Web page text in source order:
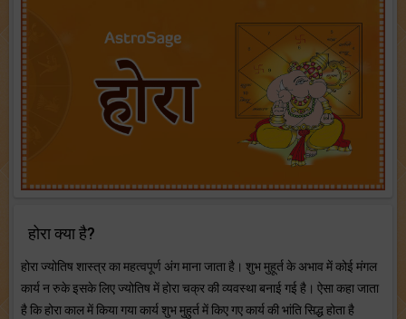
होरा क्या है?
होरा ज्योतिष शास्त्र का महत्वपूर्ण अंग माना जाता है। शुभ मुहूर्त के अभाव में कोई मंगल
कार्य न रुके इसके लिए ज्योतिष में होरा चक्र की व्यवस्था बनाई गई है। ऐसा कहा जाता
है कि होरा काल में किया गया कार्य शुभ मुहुर्त में किए गए कार्य की भांति सिद्ध होता है